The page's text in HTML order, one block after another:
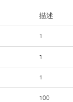
描述
1
1
1
100